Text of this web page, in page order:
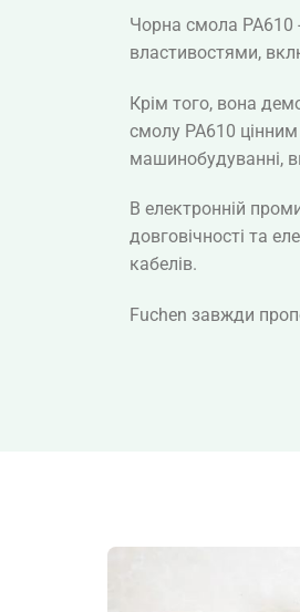
Чорна смола PA610
властивостями,
Крім того, вона
смолу PA610
машинобудуванні,
В електронній
довговічності та
кабелів.
Fuchen завжди